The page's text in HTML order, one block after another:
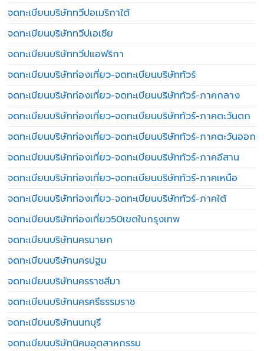
จดทะเบียนบริษัททวีปอเมริกาใต้
จดทะเบียนบริษัททวีปเอเชีย
จดทะเบียนบริษัททวีปแอฟริกา
จดทะเบียนบริษัทท่องเที่ยว-จดทะเบียนบริษัททัวร์
จดทะเบียนบริษัทท่องเที่ยว-จดทะเบียนบริษัททัวร์-ภาคกลาง
จดทะเบียนบริษัทท่องเที่ยว-จดทะเบียนบริษัททัวร์-ภาคตะวันตก
จดทะเบียนบริษัทท่องเที่ยว-จดทะเบียนบริษัททัวร์-ภาคตะวันออก
จดทะเบียนบริษัทท่องเที่ยว-จดทะเบียนบริษัททัวร์-ภาคอีสาน
จดทะเบียนบริษัทท่องเที่ยว-จดทะเบียนบริษัททัวร์-ภาคเหนือ
จดทะเบียนบริษัทท่องเที่ยว-จดทะเบียนบริษัททัวร์-ภาคใต้
จดทะเบียนบริษัทท่องเที่ยว50เขตในกรุงเทพ
จดทะเบียนบริษัทนครนายก
จดทะเบียนบริษัทนครปฐม
จดทะเบียนบริษัทนครราชสีมา
จดทะเบียนบริษัทนครศรีธรรมราช
จดทะเบียนบริษัทนนทบุรี
จดทะเบียนบริษัทนิคมอุตสาหกรรม